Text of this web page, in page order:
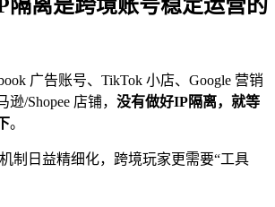
隔离是跨境账号稳定运营的
广告账号、TikTok 小店、Google 营销
/Shopee 店铺， 没有做好IP隔离，就等
。
制日益精细化，跨境玩家更需要“工具